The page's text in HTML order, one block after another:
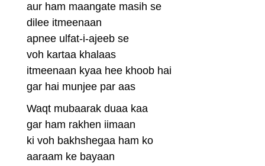
aur ham maangate masih se
dilee itmeenaan
apnee ulfat-i-ajeeb se
voh kartaa khalaas
itmeenaan kyaa hee khoob hai
gar hai munjee par aas
Waqt mubaarak duaa kaa
gar ham rakhen iimaan
ki voh bakhshegaa ham ko
aaraam ke bayaan